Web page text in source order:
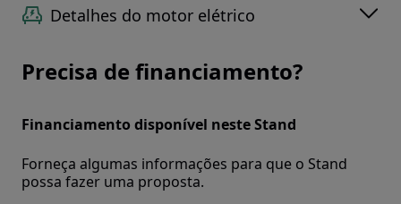
Detalhes do motor elétrico
Precisa de financiamento?
Financiamento disponível neste Stand
Forneça algumas informações para que o Stand
possa fazer uma proposta.